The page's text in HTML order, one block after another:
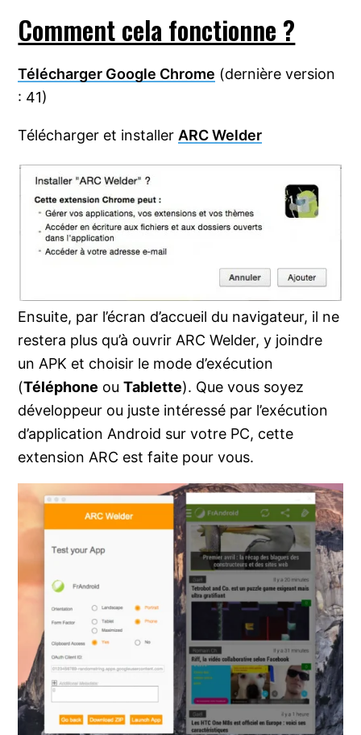
Comment cela fonctionne ?
Télécharger Google Chrome (dernière version
: 41)
Télécharger et installerARC Welder
Ensuite, par l’écran d’accueil du navigateur, il ne
restera plus qu’à ouvrir ARC Welder, y joindre
un APK et choisir le mode d’exécution
(Téléphone ouTablette). Que vous soyez
développeur ou juste intéressé par l’exécution
d’application Android sur votre PC, cette
extension ARC est faite pour vous.